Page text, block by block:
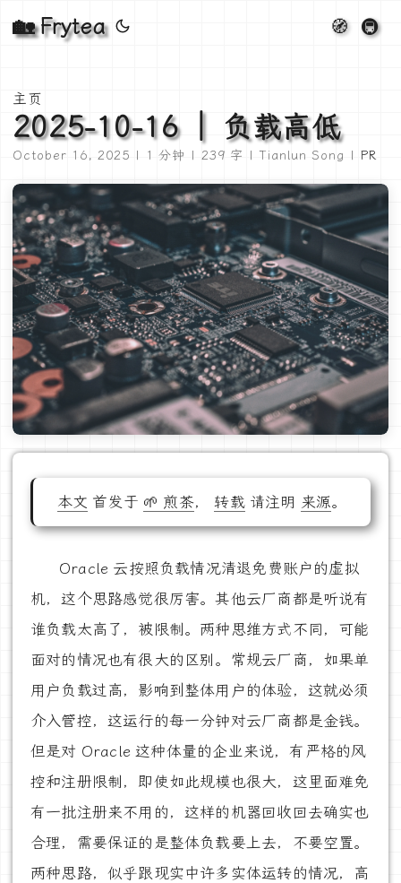
🏡 Frytea 🧭 🚇
主页
2025-10-16 ｜ 负载高低
October 16, 2025 | 1 分钟 | 239 字 | Tianlun Song | PR
本文 首发于 🌱 煎茶，转载请注明 来源。
Oracle 云按照负载情况清退免费账户的虚拟
机，这个思路感觉很厉害。其他云厂商都是听说有
谁负载太高了，被限制。两种思维方式不同，可能
面对的情况也有很大的区别。常规云厂商，如果单
用户负载过高，影响到整体用户的体验，这就必须
介入管控，这运行的每一分钟对云厂商都是金钱。
但是对 Oracle 这种体量的企业来说，有严格的风
控和注册限制，即使如此规模也很大，这里面难免
有一批注册来不用的，这样的机器回收回去确实也
合理，需要保证的是整体负载要上去，不要空置。
两种思路，似乎跟现实中许多实体运转的情况，高